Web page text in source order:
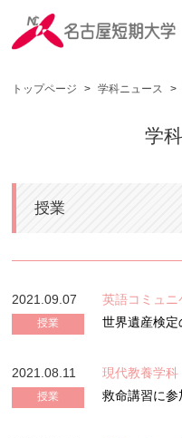
トップページ > 学科ニュース >
学
授業
2021.09.07 英語コミュ
授業 世界遺産検定
2021.08.11 現代教養学科
授業 救命講習に参